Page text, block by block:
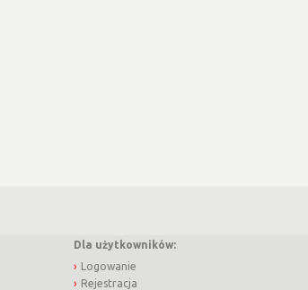
Dla użytkowników:
Logowanie
Rejestracja